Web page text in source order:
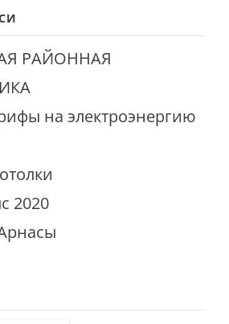
РАЙОННАЯ
на электроэнергию
2020